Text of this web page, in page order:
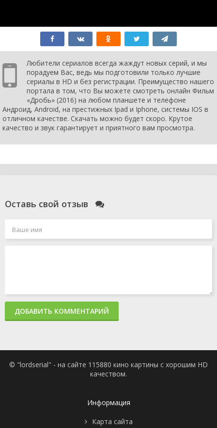
Любители сериалов всегда жаждут новых серий, и мы
порадуем Вас, ведь мы подготовили только лучшие
сериалы в HD и без регистрации. Преимущество нашего
портала в том, что Вы можете смотреть онлайн Фильм
«Дробь» (2016) на любом планшете и телефоне
Андроид, Android, на престижных Ipad и Iphone, системы IOS в
отличном качестве. Скачать можно будет скоро. Крутое
качество и звук гарантирует и приятного вам просмотра.
Оставь свой отзыв
ДОБАВИТЬ КОММЕНТАРИЙ
© "lordserial" - на сайте 115880 кино картины с хорошим HD
качеством.
Информация
Карта сайта